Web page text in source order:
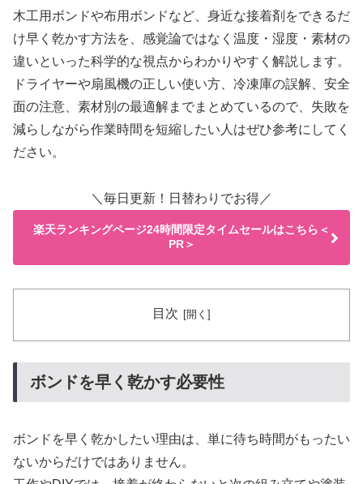
木工用ボンドや布用ボンドなど、身近な接着剤をできるだ
け早く乾かす方法を、感覚論ではなく温度・湿度・素材の
違いといった科学的な視点からわかりやすく解説します。
ドライヤーや扇風機の正しい使い方、冷凍庫の誤解、安全
面の注意、素材別の最適解までまとめているので、失敗を
減らしながら作業時間を短縮したい人はぜひ参考にしてく
ださい。
＼毎日更新！日替わりでお得／
楽天ランキングページ24時間限定タイムセールはこちら＜
PR＞
目次
ボンドを早く乾かす必要性
ボンドを早く乾かしたい理由は、単に待ち時間がもったい
ないからだけではありません。